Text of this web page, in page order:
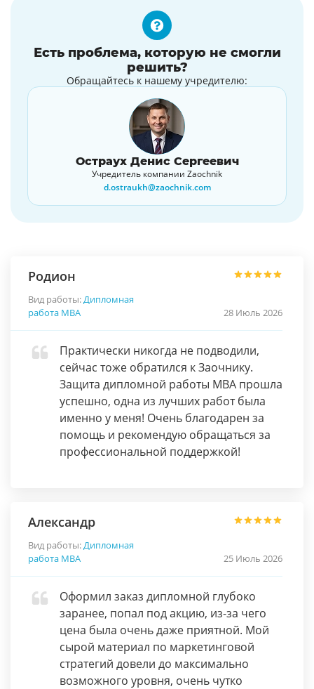
Есть проблема, которую не смогли
решить?
Обращайтесь к нашему учредителю:
Остраух Денис Сергеевич
Учредитель компании Zaochnik
d.ostraukh@zaochnik.com
Родион
Вид работы:Дипломная
работа МВА
28 Июль 2026
Практически никогда не подводили,
сейчас тоже обратился к Заочнику.
Защита дипломной работы МВА прошла
успешно, одна из лучших работ была
именно у меня! Очень благодарен за
помощь и рекомендую обращаться за
профессиональной поддержкой!
Александр
Вид работы:Дипломная
работа МВА
25 Июль 2026
Оформил заказ дипломной глубоко
заранее, попал под акцию, из-за чего
цена была очень даже приятной. Мой
сырой материал по маркетинговой
стратегий довели до максимально
возможного уровня, очень чутко